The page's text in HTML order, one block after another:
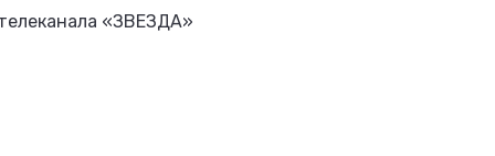
«ЗВЕЗДА»